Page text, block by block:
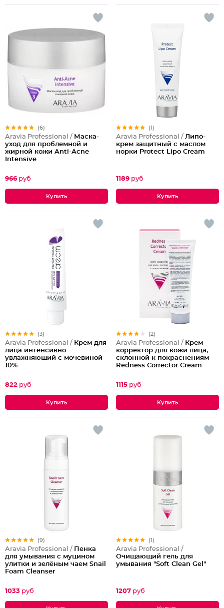
(6)
Aravia Professional / Маска-
уход для проблемной и
жирной кожи Anti-Acne
Intensive
966 руб
(1)
Aravia Professional / Липо-
крем защитный с маслом
норки Protect Lipo Cream
1189 руб
(3)
Aravia Professional / Крем для
лица интенсивно
увлажняющий с мочевиной
10%
822 руб
(2)
Aravia Professional / Крем-
корректор для кожи лица,
склонной к покраснениям
Redness Corrector Cream
1115 руб
(9)
Aravia Professional / Пенка
для умывания с муцином
улитки и зелёным чаем Snail
Foam Cleanser
1033 руб
(1)
Aravia Professional /
Очищающий гель для
умывания "Soft Clean Gel"
1207 руб